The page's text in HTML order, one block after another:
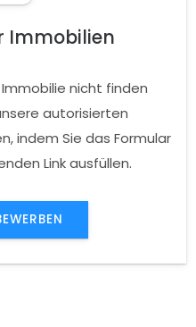
Immobilien
nicht finden
autorisierten
indem Sie das Formular
Link ausfüllen.